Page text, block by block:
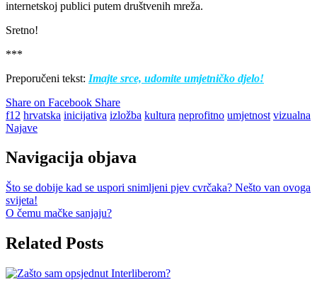
internetskoj publici putem društvenih mreža.
Sretno!
***
Preporučeni tekst: Imajte srce, udomite umjetničko djelo!
Share on Facebook Share
f12 hrvatska inicijativa izložba kultura neprofitno umjetnost vizualna
Najave
Navigacija objava
Što se dobije kad se uspori snimljeni pjev cvrčaka? Nešto van ovoga
svijeta!
O čemu mačke sanjaju?
Related Posts